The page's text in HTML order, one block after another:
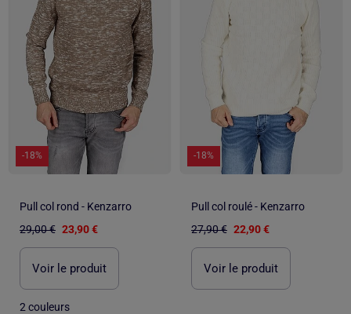
-18%
Pull col rond - Kenzarro
29,00 € 23,90 €
Voir le produit
2 couleurs
-18%
Pull col roulé - Kenzarro
27,90 € 22,90 €
Voir le produit